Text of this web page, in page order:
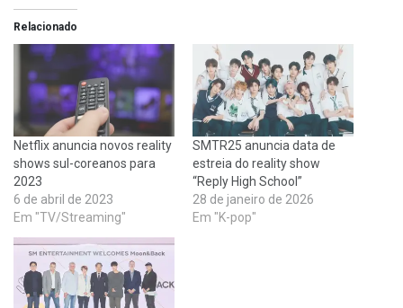
Relacionado
Netflix anuncia novos reality
shows sul-coreanos para
2023
6 de abril de 2023
Em "TV/Streaming"
SMTR25 anuncia data de
estreia do reality show
“Reply High School”
28 de janeiro de 2026
Em "K-pop"